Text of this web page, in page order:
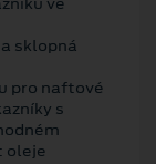
sklopná
pro naftové
s
oleje